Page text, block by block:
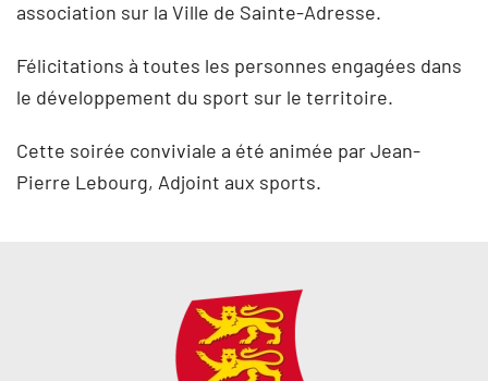
association sur la Ville de Sainte-Adresse.
Félicitations à toutes les personnes engagées dans
le développement du sport sur le territoire.
Cette soirée conviviale a été animée par Jean-
Pierre Lebourg, Adjoint aux sports.